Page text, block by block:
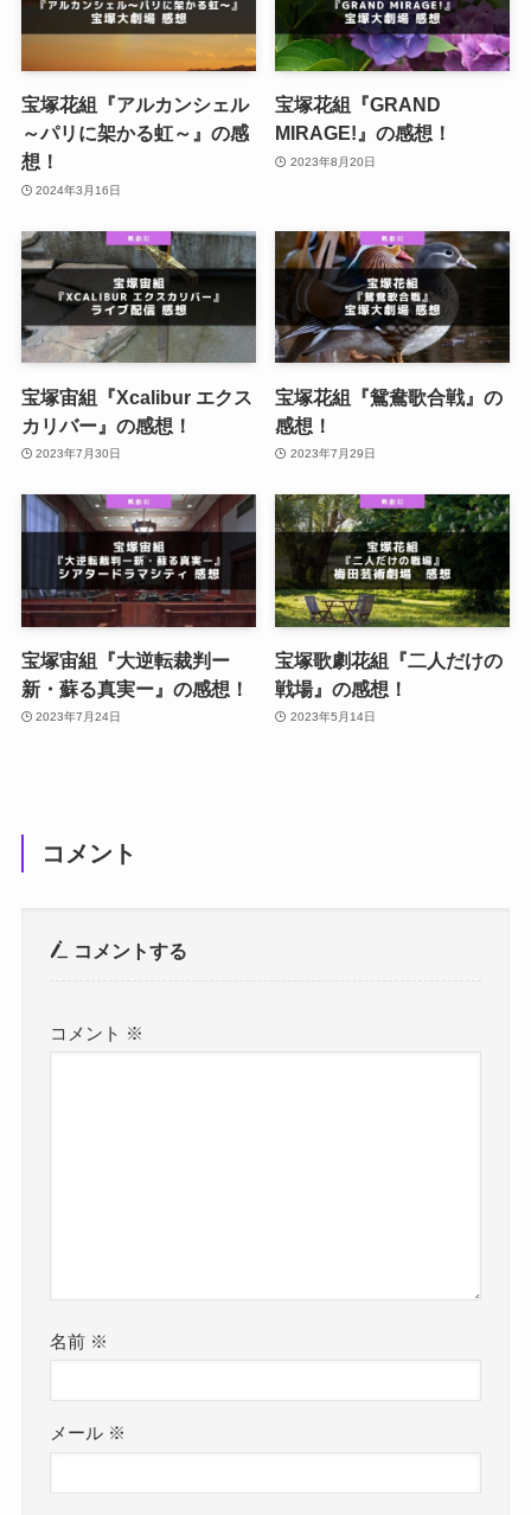
宝塚花組『アルカンシェル
～パリに架かる虹～』の感
想！
2024年3月16日
宝塚花組『GRAND
MIRAGE!』の感想！
2023年8月20日
宝塚宙組『Xcalibur エクス
カリバー』の感想！
2023年7月30日
宝塚花組『鴛鴦歌合戦』の
感想！
2023年7月29日
宝塚宙組『大逆転裁判ー
新・蘇る真実ー』の感想！
2023年7月24日
宝塚歌劇花組『二人だけの
戦場』の感想！
2023年5月14日
コメント
コメントする
コメント ※
名前 ※
メール ※